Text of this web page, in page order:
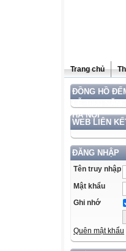
Trang chủ
ĐỒNG HỒ
HÀ NỘI
WEB LIÊN
ĐĂNG NHẬP
Tên truy nhập
Mật khẩu
Ghi nhớ
Quên mật khẩu